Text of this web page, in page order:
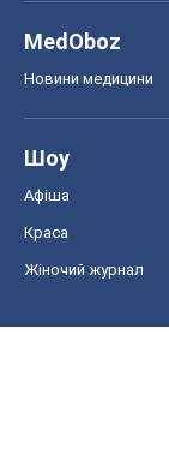
MedOboz
Новини медицини
Шоу
Афіша
Краса
Жіночий журнал